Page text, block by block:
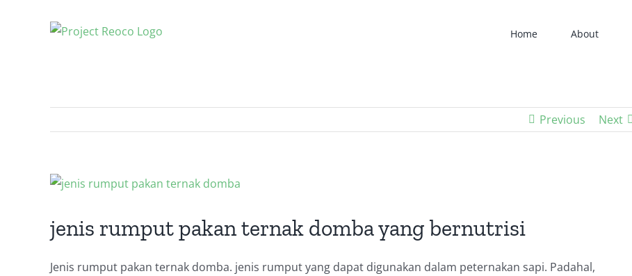
Home About
Previous Next
View
Image
jenis rumput pakan ternak domba yang bernutrisi
Jenis rumput pakan ternak domba. jenis rumput yang dapat digunakan dalam peternakan sapi. Padahal,